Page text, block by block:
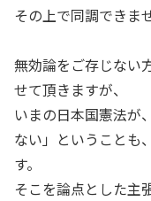
その上で同調できま
無効論をご存じない
せて頂きますが、
いまの日本国憲法が
ない」ということも
す。
そこを論点とした主